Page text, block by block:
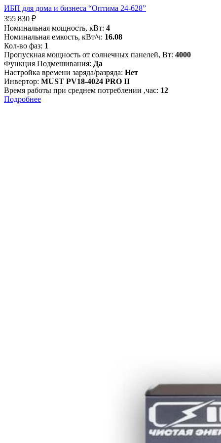
ИБП для дома и бизнеса “Оптима 24-628”
355 830 ₽
Номинальная мощность, кВт: 4
Номинальная емкость, кВт/ч: 16.08
Кол-во фаз: 1
Пропускная мощность от солнечных панелей, Вт: 4000
Функция Подмешивания: Да
Настройка времени заряда/разряда: Нет
Инвертор: MUST PV18-4024 PRO II
Время работы при среднем потреблении ,час: 12
Подробнее